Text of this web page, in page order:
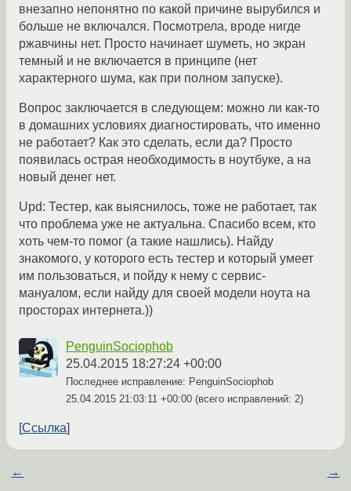
внезапно непонятно по какой причине вырубился и
больше не включался. Посмотрела, вроде нигде
ржавчины нет. Просто начинает шуметь, но экран
темный и не включается в принципе (нет
характерного шума, как при полном запуске).
Вопрос заключается в следующем: можно ли как-то
в домашних условиях диагностировать, что именно
не работает? Как это сделать, если да? Просто
появилась острая необходимость в ноутбуке, а на
новый денег нет.
Upd: Тестер, как выяснилось, тоже не работает, так
что проблема уже не актуальна. Спасибо всем, кто
хоть чем-то помог (а такие нашлись). Найду
знакомого, у которого есть тестер и который умеет
им пользоваться, и пойду к нему с сервис-
мануалом, если найду для своей модели ноута на
просторах интернета.))
PenguinSociophob
25.04.2015 18:27:24 +00:00
Последнее исправление: PenguinSociophob
25.04.2015 21:03:11 +00:00 (всего исправлений: 2)
Ссылка
← →